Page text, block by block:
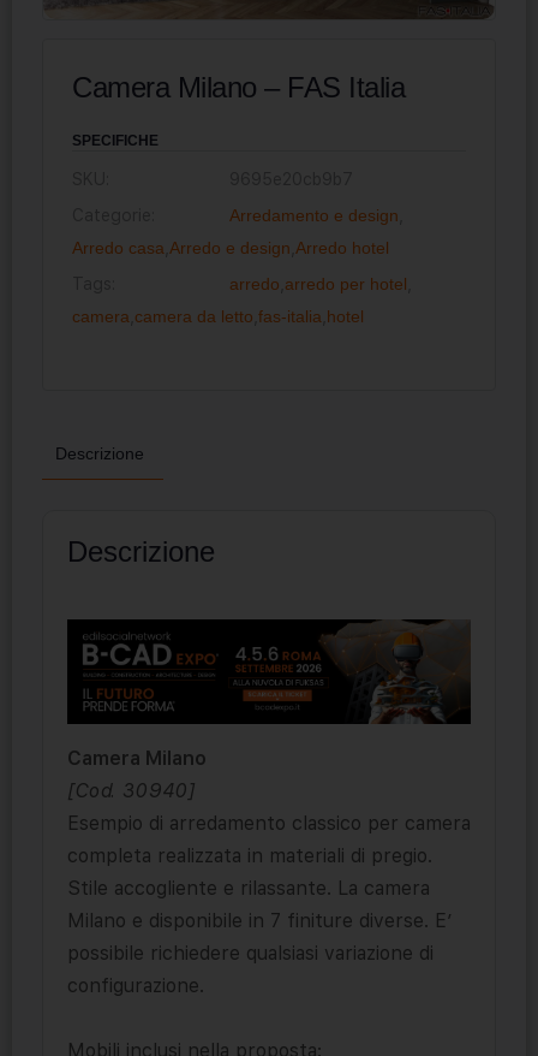
Camera Milano – FAS Italia
SPECIFICHE
Arredamento e design
Arredo casa Arredo e design Arredo hotel
arredo arredo per hotel
camera camera da letto fas-italia hotel
Descrizione
Descrizione
Camera Milano
[Cod. 30940]
Esempio di arredamento classico per camera
completa realizzata in materiali di pregio.
Stile accogliente e rilassante. La camera
Milano e disponibile in 7 finiture diverse. E’
possibile richiedere qualsiasi variazione di
configurazione.
Mobili inclusi nella proposta: